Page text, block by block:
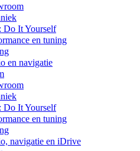
It Yourself
en tuning
en navigatie
It Yourself
en tuning
navigatie en iDrive